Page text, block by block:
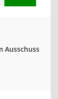
Ausschuss